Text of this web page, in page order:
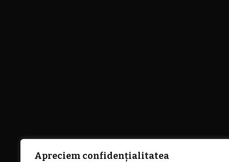
Apreciem confidențialitatea